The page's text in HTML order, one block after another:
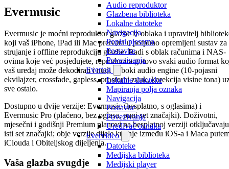
Audio reproduktor
Glazbena biblioteka
Lokalne datoteke
Navigacija
Popisi pjesama
Postavke
Povezivanja
Evertag
Lokalne datoteke
Mapiranja polja oznaka
Navigacija
Postavke
Povezivanja
Uređivač oznaka
Evervideo
Datoteke
Medijska biblioteka
Medijski player
Evermusic
Evermusic je moćni reproduktor glazbe iz oblaka i upravitelj
koji vaš iPhone, iPad ili Mac pretvara u potpuno opremljeni sustav za
strujanje i offline reprodukciju glazbe. Radi s oblak računima i NAS-
ovima koje već posjedujete, reproducira gotovo svaki audio format
vaš uređaj može dekodirati i nudi duboki audio engine (10-pojasni
ekvilajzer, crossfade, gapless, prostorni zvuk, korekcija visine tona)
sve ostalo.
Dostupno u dvije verzije: Evermusic (besplatno, s oglasima) i
Evermusic Pro (plaćeno, bez oglasa, puni set značajki). Doživotni,
mjesečni i godišnji Premium planovi na besplatnoj verziji otključavaju
isti set značajki; obje verzije dijele kupnje između iOS-a i Maca
iClouda i Obiteljskog dijeljenja.
Vaša glazba svugdje